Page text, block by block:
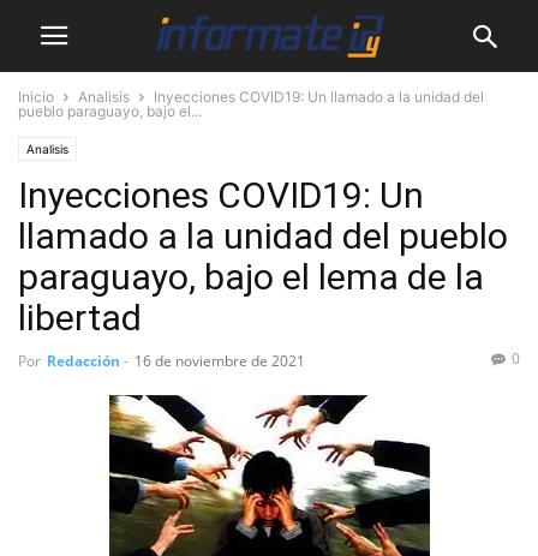
Inicio Analisis
Inyecciones COVID19: Un llamado a la unidad del
pueblo paraguayo, bajo el...
Analisis
Inyecciones COVID19: Un
llamado a la unidad del pueblo
paraguayo, bajo el lema de la
libertad
Por Redacción - 16 de noviembre de 2021 0